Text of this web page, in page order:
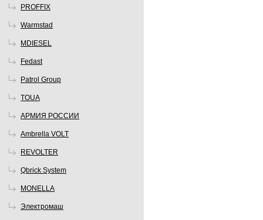
PROFFIX
Warmstad
MDIESEL
Fedast
Patrol Group
TOUA
АРМИЯ РОССИИ
Ambrella VOLT
REVOLTER
Qbrick System
MONELLA
Электромаш